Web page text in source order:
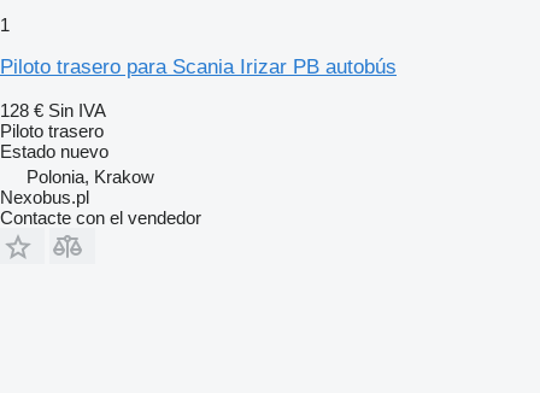
1
Piloto trasero para Scania Irizar PB autobús
128 € Sin IVA
Piloto trasero
Estado nuevo
Polonia, Krakow
Nexobus.pl
Contacte con el vendedor